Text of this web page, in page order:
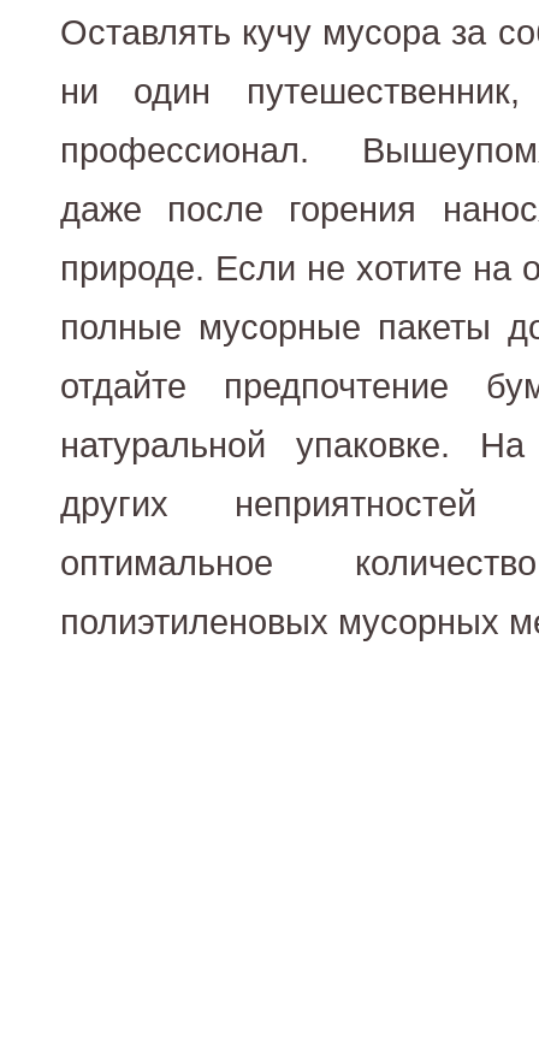
Оставлять кучу мусора за
ни один
профессионал.
даже после горения
природе. Если не хотите на
полные мусорные пакеты
отдайте предпочтение
натуральной упаковке.
других неприятностей
оптимальное
полиэтиленовых мусорных